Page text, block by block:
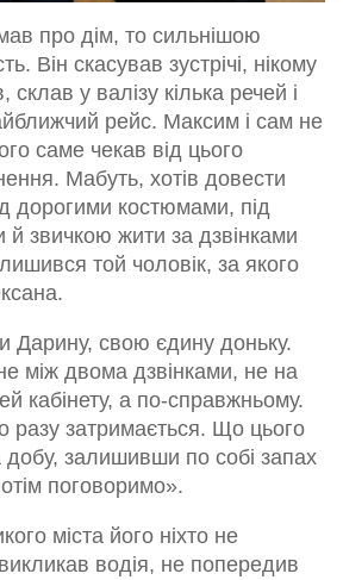
про дім, то сильнішою
Він скасував зустрічі, нікому
склав у валізу кілька речей і
рейс. Максим і сам не
саме чекав від цього
Мабуть, хотів довести
дорогими костюмами, під
й звичкою жити за дзвінками
той чоловік, за якого
Дарину, свою єдину доньку.
не між двома дзвінками, не на
кабінету, а по-справжньому.
разу затримається. Що цього
добу, залишивши по собі запах
поговоримо».
міста його ніхто не
водія, не попередив